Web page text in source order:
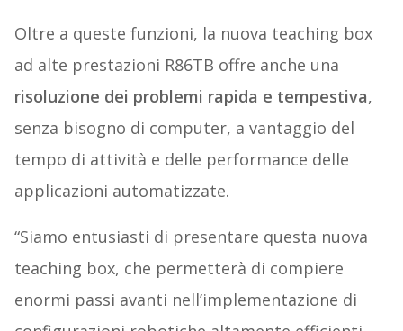
Oltre a queste funzioni, la nuova teaching box
ad alte prestazioni R86TB offre anche una
risoluzione dei problemi rapida e tempestiva,
senza bisogno di computer, a vantaggio del
tempo di attività e delle performance delle
applicazioni automatizzate.
“Siamo entusiasti di presentare questa nuova
teaching box, che permetterà di compiere
enormi passi avanti nell’implementazione di